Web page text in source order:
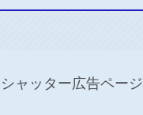
シャッター広告ページ